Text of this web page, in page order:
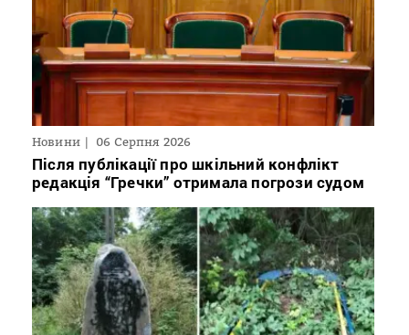
Новини 06 Серпня 2026
Після публікації про шкільний конфлікт
редакція “Гречки” отримала погрози судом